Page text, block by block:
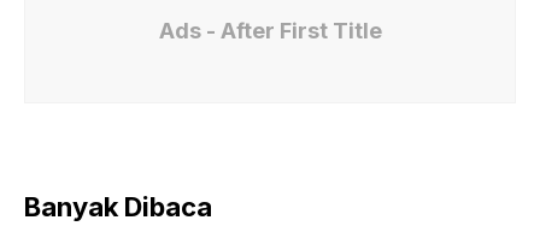
Ads - After First Title
Banyak Dibaca